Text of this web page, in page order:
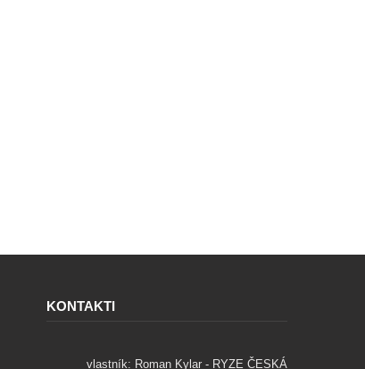
KONTAKTI
vlastník: Roman Kylar - RYZE ČESKÁ